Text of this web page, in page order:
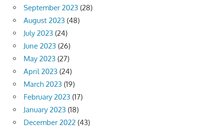
September 2023 (28)
August 2023 (48)
July 2023 (24)
June 2023 (26)
May 2023 (27)
April 2023 (24)
March 2023 (19)
February 2023 (17)
January 2023 (18)
December 2022 (43)